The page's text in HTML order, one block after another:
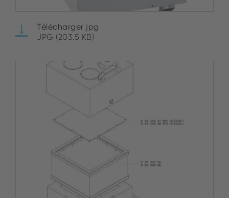
Télécharger jpg
JPG (203.5 KB)